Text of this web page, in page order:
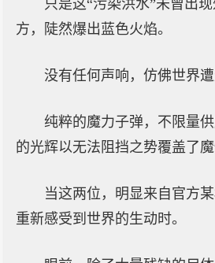
只是这“污染洪水”未曾出
方，陡然爆出蓝色火焰。
没有任何声响，仿佛世界遭
纯粹的魔力子弹，不限量
的光辉以无法阻挡之势覆盖了魔
当这两位，明显来自官方
重新感受到世界的生动时。